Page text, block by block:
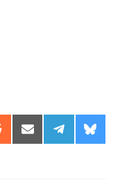
Share
on
Share
on
on